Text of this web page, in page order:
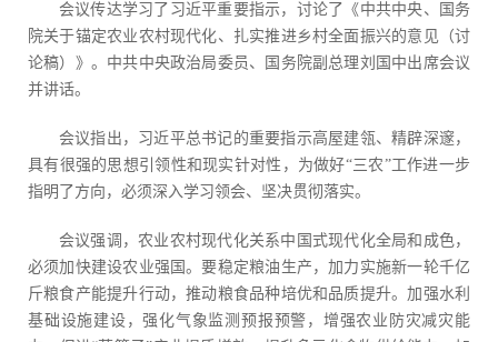
会议传达学习了习近平重要指示，讨论了《中共中央、国务
院关于锚定农业农村现代化、扎实推进乡村全面振兴的意见（讨
论稿）》。中共中央政治局委员、国务院副总理刘国中出席会议
并讲话。
会议指出，习近平总书记的重要指示高屋建瓴、精辟深邃，
具有很强的思想引领性和现实针对性，为做好“三农”工作进一步
指明了方向，必须深入学习领会、坚决贯彻落实。
会议强调，农业农村现代化关系中国式现代化全局和成色，
必须加快建设农业强国。要稳定粮油生产，加力实施新一轮千亿
斤粮食产能提升行动，推动粮食品种培优和品质提升。加强水利
基础设施建设，强化气象监测预报预警，增强农业防灾减灾能